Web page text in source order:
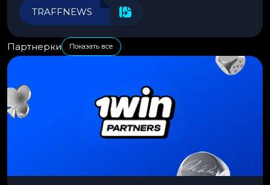
эффективности.
TRAFFNEWS
Партнерки Показать все